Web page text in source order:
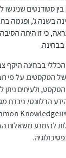
סטודנטים
בשנה ג', ופגמה
כי זו היתה
הטקסטים. על פי
ולעיתים ניתן
הרלוונטי. ניכרת
להימנע משאלות